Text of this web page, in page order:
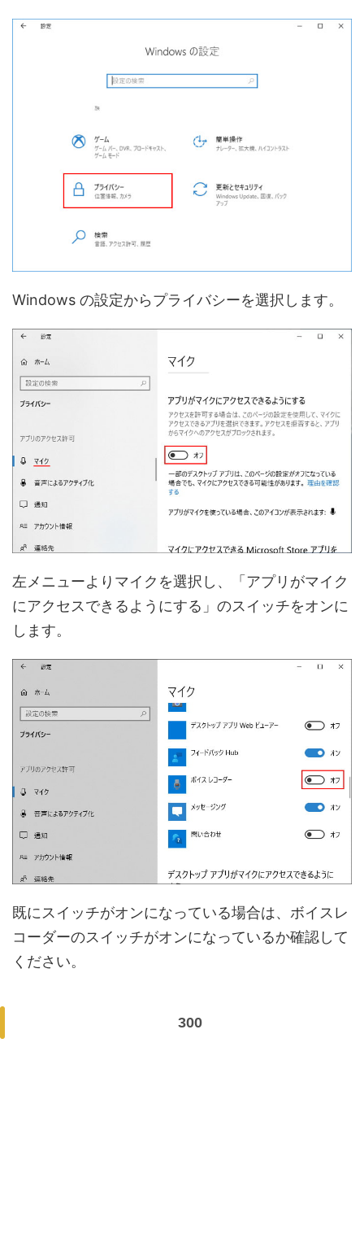
Windows の設定からプライバシーを選択します。
左メニューよりマイクを選択し、「アプリがマイク
にアクセスできるようにする」のスイッチをオンに
します。
既にスイッチがオンになっている場合は、ボイスレ
コーダーのスイッチがオンになっているか確認して
ください。
300